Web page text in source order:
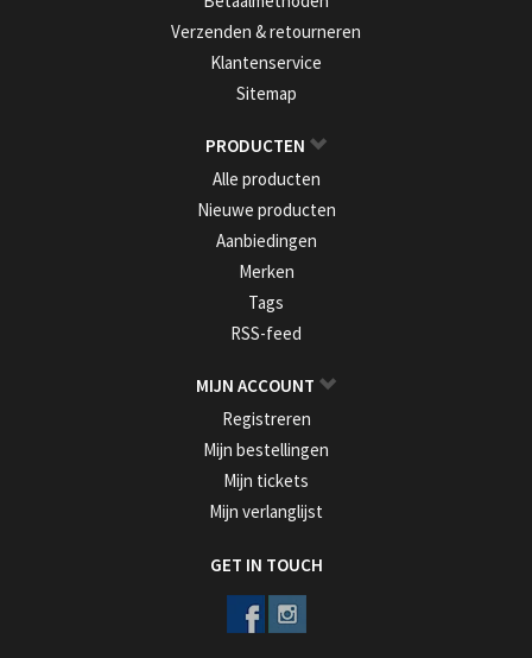
Verzenden & retourneren
Klantenservice
Sitemap
PRODUCTEN
Alle producten
Nieuwe producten
Aanbiedingen
Merken
Tags
RSS-feed
MIJN ACCOUNT
Registreren
Mijn bestellingen
Mijn tickets
Mijn verlanglijst
GET IN TOUCH